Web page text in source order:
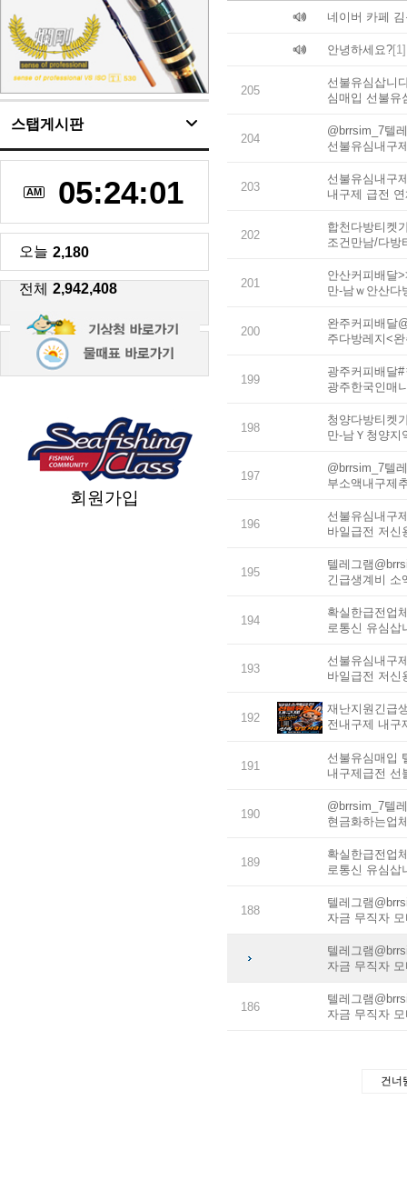
스탭게시판
AM 05:24:02
오늘 2,180
전체 2,942,408
회원가입
네이버 카페
안녕하세요?[1]
205
선불유심삽니
심매입 선불유
204
@brrsim_7텔
선불유심내구
203
선불유심내구
내구제 급전
202
합천다방티켓
조건만남/다방
201
안산커피배달
만-남ｗ안산다
200
완주커피배달
주다방레지<
199
광주커피배달
광주한국인매
198
청양다방티켓
만-남Ｙ청양지
197
@brrsim_7텔
부소액내구제
196
선불유심내구
바일급전 저신
195
텔레그램
긴급생계비 소
194
확실한급전업
로통신 유심삽
193
선불유심내구
바일급전 저신
192
재난지원긴급
전내구제 내구
191
선불유심매입
내구제급전 선
190
@brrsim_7텔
현금화하는업
189
확실한급전업
로통신 유심삽
188
텔레그램
자금 무직자
텔레그램
자금 무직자
186
텔레그램
자금 무직자
건너